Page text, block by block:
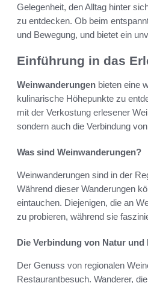
Gelegenheit, den Alltag hinter
zu entdecken. Ob beim
und Bewegung, und bietet ein
Einführung in das
Weinwanderungen bieten eine
kulinarische Höhepunkte zu
mit der Verkostung erlesener
sondern auch die Verbindung
Was sind Weinwanderungen?
Weinwanderungen sind in der
Während dieser Wanderungen
eintauchen. Diejenigen, die an
zu probieren, während sie
Die Verbindung von Natur und
Der Genuss von regionalen
Restaurantbesuch. Wanderer, die